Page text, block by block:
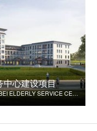
中心建设项目
CONSTRUCTION PROJECT OF GUOBEI ELDERLY SERVICE CENTER IN DONGXING DISTRICT, NEIJIANG CITY